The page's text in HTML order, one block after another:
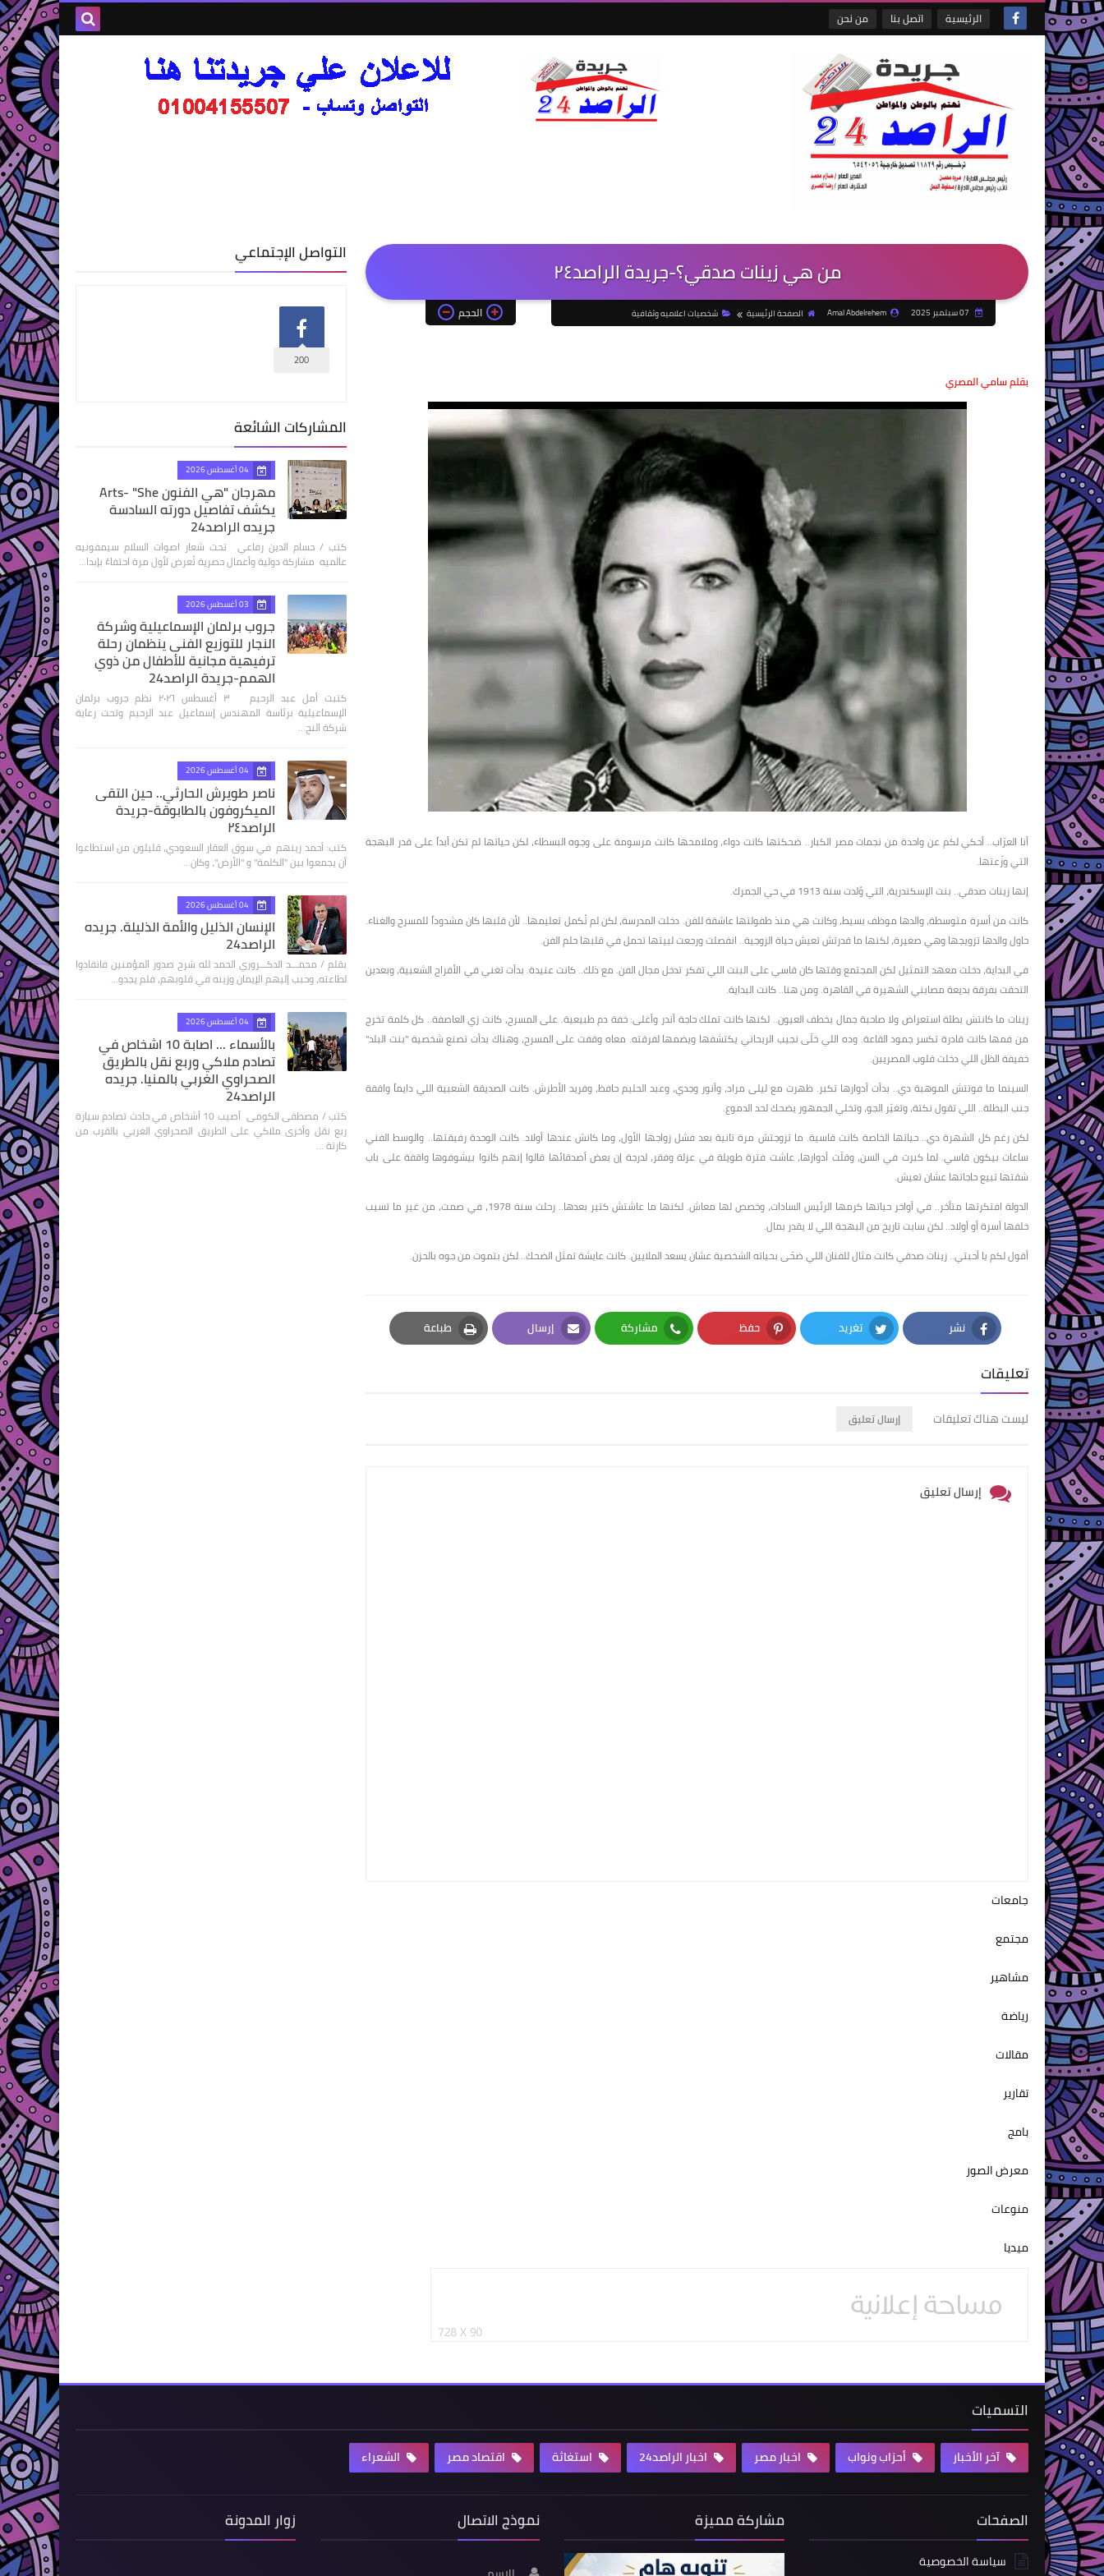
الرئيسية اتصل بنا من نحن
من هي زينات صدقي؟-جريدة الراصد٢٤
Amal Abdelrehem الصفحة الرئيسية شخصيات اعلاميه وثقافية الحجم
بقلم سامي المصري
أنا العرّاب.. أحكي لكم عن واحدة من نجمات مصر الكبار.. ضحكتها كانت دواء، وملامحها كانت مرسومة على وجوه البسطاء، لكن حياتها لم تكن أبداً على قدر البهجة
التي وزّعتها.
إنها زينات صدقي.. بنت الإسكندرية، التي وُلدت سنة 1913 في حي الجمرك.
كانت من أسرة متوسطة، والدها موظف بسيط، وكانت هي منذ طفولتها عاشقة للفن. دخلت المدرسة، لكن لم تُكمل تعليمها.. لأن قلبها كان مشدوداً للمسرح والغناء.
حاول والدها تزويجها وهي صغيرة، لكنها ما قدرتش تعيش حياة الزوجية.. انفصلت ورجعت لبيتها تحمل في قلبها حلم الفن.
في البداية، دخلت معهد التمثيل لكن المجتمع وقتها كان قاسي على البنت اللي تفكر تدخل مجال الفن. مع ذلك.. كانت عنيدة. بدأت تغني في الأفراح الشعبية، وبعدين
التحقت بفرقة بديعة مصابني الشهيرة في القاهرة. ومن هنا.. كانت البداية.
زينات ما كانتش بطلة استعراض ولا صاحبة جمال يخطف العيون.. لكنها كانت تملك حاجة أندر وأغلى: خفة دم طبيعية. على المسرح، كانت زي العاصفة.. كل كلمة تخرج
من فمها كانت قادرة تكسر جمود القاعة. وده اللي خلّى نجيب الريحاني يكتشفها ويضمها لفرقته. معاه وقفت على المسرح، وهناك بدأت تصنع شخصية "بنت البلد"
خفيفة الظل اللي دخلت قلوب المصريين.
السينما ما فوتتش الموهبة دي.. بدأت أدوارها تكبر. ظهرت مع ليلى مراد، وأنور وجدي، وعبد الحليم حافظ، وفريد الأطرش. كانت الصديقة الشعبية اللي دايماً واقفة
جنب البطلة.. اللي تقول نكتة، وتغيّر الجو، وتخلي الجمهور يضحك لحد الدموع.
لكن رغم كل الشهرة دي.. حياتها الخاصة كانت قاسية. ما تزوجتش مرة تانية بعد فشل زواجها الأول، وما كانش عندها أولاد. كانت الوحدة رفيقتها.. والوسط الفني
ساعات بيكون قاسي. لما كبرت في السن، وقلّت أدوارها، عاشت فترة طويلة في عزلة وفقر، لدرجة إن بعض أصدقائها قالوا إنهم كانوا بيشوفوها واقفة على باب
شقتها تبيع حاجاتها عشان تعيش.
الدولة افتكرتها متأخر.. في أواخر حياتها كرمها الرئيس السادات، وخصص لها معاش. لكنها ما عاشتش كتير بعدها.. رحلت سنة 1978، في صمت، من غير ما تسيب
خلفها أسرة أو أولاد.. لكن سابت تاريخ من البهجة اللي لا يقدر بمال.
أقول لكم يا أحبتي.. زينات صدقي كانت مثال للفنان اللي ضحّى بحياته الشخصية عشان يسعد الملايين. كانت عايشة تمثل الضحك.. لكن بتموت من جوه بالحزن.
نشر
Facebook
تغريد
Twitter
حفظ
Pinterest
مشاركة
Whatsapp
إرسال
Email
طباعة
Print
تعليقات
ليست هناك تعليقات إرسال تعليق
إرسال تعليق
جامعات
مجتمع
مشاهير
رياضة
مقالات
تقارير
بامج
معرض الصور
منوعات
ميديا
التواصل الإجتماعي
200
المشاركات الشائعة
04 أغسطس 2026
مهرجان "هي الفنون Arts- "She
يكشف تفاصيل دورته السادسة
جريده الراصد24
كتب / حسام الدين رفاعي تحت شعار اصوات السلام سيمفونيه
عالميه مشاركة دولية وأعمال حصرية تُعرض لأول مرة احتفاءً بإبدا…
03 أغسطس 2026
جروب برلمان الإسماعيلية وشركة
النجار للتوزيع الفنى ينظمان رحلة
ترفيهية مجانية للأطفال من ذوي
الهمم-جريدة الراصد24
كتبت أمل عبد الرحيم ٣ أغسطس ٢٠٢٦ نظم جروب برلمان
الإسماعيلية برئاسة المهندس إسماعيل عبد الرحيم وتحت رعاية
شركة النج…
04 أغسطس 2026
ناصر طويرش الحارثي.. حين التقى
الميكروفون بالطابوقة-جريدة
الراصد٢٤
كتب: أحمد زينهم في سوق العقار السعودي، قليلون من استطاعوا
أن يجمعوا بين "الكلمة" و "الأرض"، وكان…
04 أغسطس 2026
الإنسان الذليل والأمة الذليلة. جريده
الراصد24
بقلم / محمـــد الدكـــروري الحمد لله شرح صدور المؤمنين فانقادوا
لطاعته، وحبب إليهم الإيمان وزينه في قلوبهم، فلم يجدو…
04 أغسطس 2026
بالأسماء ... اصابة 10 اشخاص في
تصادم ملاكي وربع نقل بالطريق
الصحراوي الغربي بالمنيا. جريده
الراصد24
كتب / مصطفى الكومى أصيب 10 أشخاص في حادث تصادم سيارة
ربع نقل وأخرى ملاكي على الطريق الصحراوي الغربي بالقرب من
كارتة …
التسميات
آخر الأخبار أحزاب ونواب اخبار مصر اخبار الراصد24 استغاثة اقتصاد مصر الشعراء
الصفحات
سياسة الخصوصية
مشاركة مميزة نموذج الاتصال زوار المدونة